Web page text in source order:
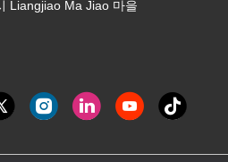
Liangjiao Ma Jiao 마을